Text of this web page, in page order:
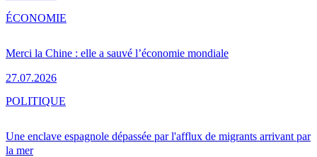
Merci la Chine : elle a sauvé l’économie mondiale
27.07.2026
ÉCONOMIE
Une enclave espagnole dépassée par l'afflux de migrants arrivant par
la mer
POLITIQUE